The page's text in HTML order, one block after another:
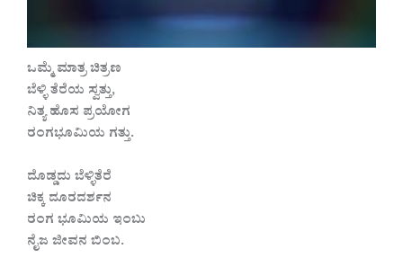
ಒಮ್ಮೆ ಮಾತ್ರ ಚಿತ್ರಣ
ಬೆಳ್ಳಿ ತೆರೆಯ ಸ್ವತ್ತು,
ನಿತ್ಯ ಹೊಸ ಪ್ರಯೋಗ
ರಂಗಭೂಮಿಯ ಗತ್ತು.
ದೊಡ್ಡದು ಬೆಳ್ಳಿತೆರೆ
ಚಿಕ್ಕ ದೂರದರ್ಶನ
ರಂಗ ಭೂಮಿಯ ಇಂಬು
ನೈಜ ಜೀವನ ಬಿಂಬ.